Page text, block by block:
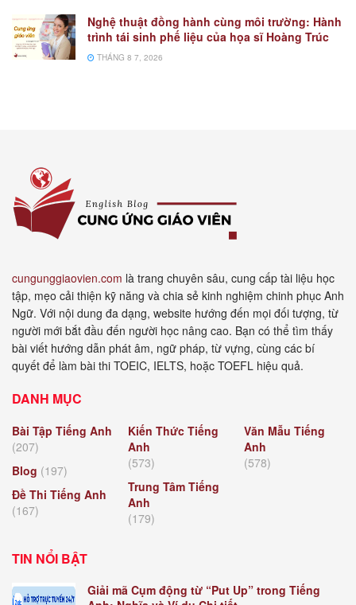
Nghệ thuật đồng hành cùng môi trường: Hành
trình tái sinh phế liệu của họa sĩ Hoàng Trúc
THÁNG 8 7, 2026
cungunggiaovien.com là trang chuyên sâu, cung cấp tài liệu học
tập, mẹo cải thiện kỹ năng và chia sẻ kinh nghiệm chinh phục Anh
Ngữ. Với nội dung đa dạng, website hướng đến mọi đối tượng, từ
người mới bắt đầu đến người học nâng cao. Bạn có thể tìm thấy
bài viết hướng dẫn phát âm, ngữ pháp, từ vựng, cùng các bí
quyết để làm bài thi TOEIC, IELTS, hoặc TOEFL hiệu quả.
DANH MỤC
Bài Tập Tiếng Anh
(207)
Blog (197)
Đề Thi Tiếng Anh
(167)
Kiến Thức Tiếng
Anh
(573)
Trung Tâm Tiếng
Anh
(179)
Văn Mẫu Tiếng
Anh
(578)
TIN NỔI BẬT
Giải mã Cụm động từ “Put Up” trong Tiếng